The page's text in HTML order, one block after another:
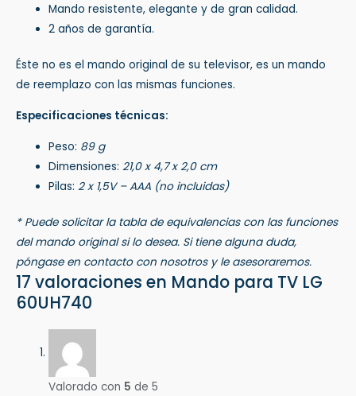
Mando resistente, elegante y de gran calidad.
2 años de garantía.
Éste no es el mando original de su televisor, es un mando
de reemplazo con las mismas funciones.
Especificaciones técnicas:
Peso: 89 g
Dimensiones:21,0 x 4,7 x 2,0 cm
Pilas:2 x 1,5V – AAA (no incluidas)
* Puede solicitar la tabla de equivalencias con las funciones
del mando original si lo desea. Si tiene alguna duda,
póngase en contacto con nosotros y le asesoraremos.
17 valoraciones en Mando para TV LG
60UH740
Valorado con 5 de 5